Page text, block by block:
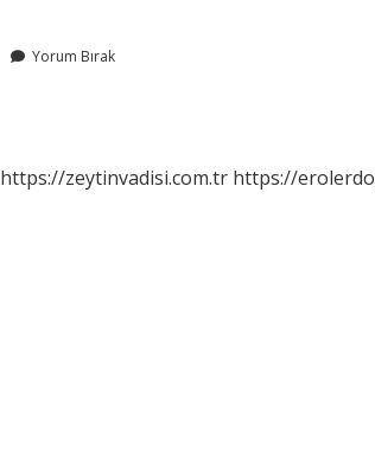
Yorum Bırak
https://zeytinvadisi.com.tr https://